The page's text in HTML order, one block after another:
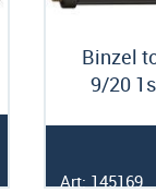
Binzel
9/20
Art: 145169